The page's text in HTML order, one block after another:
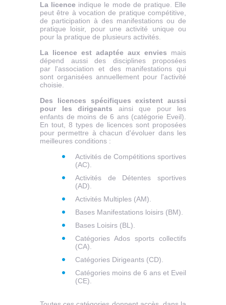
La licence indique le mode de pratique. Elle
peut être à vocation de pratique compétitive,
de participation à des manifestations ou de
pratique loisir, pour une activité unique ou
pour la pratique de plusieurs activités.
La licence est adaptée aux envies mais
dépend aussi des disciplines proposées
par l'association et des manifestations qui
sont organisées annuellement pour l'activité
choisie.
Des licences spécifiques existent aussi
pour les dirigeants ainsi que pour les
enfants de moins de 6 ans (catégorie Eveil).
En tout, 8 types de licences sont proposées
pour permettre à chacun d'évoluer dans les
meilleures conditions :
Activités de Compétitions sportives
(AC).
Activités de Détentes sportives
(AD).
Activités Multiples (AM).
Bases Manifestations loisirs (BM).
Bases Loisirs (BL).
Catégories Ados sports collectifs
(CA).
Catégories Dirigeants (CD).
Catégories moins de 6 ans et Eveil
(CE).